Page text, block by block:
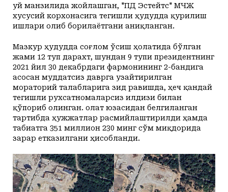
уй манзилида жойлашган, "ПД Эстейтс" МЧЖ
хусусий корхонасига тегишли ҳудудда қурилиш
ишлари олиб борилаётгани аниқланган.
Мазкур ҳудудда соғлом ўсиш ҳолатида бўлган
жами 12 туп дарахт, шундан 9 тупи президентнинг
2021 йил 30 декабрдаги фармонининг 2-бандига
асосан муддатсиз даврга узайтирилган
мораторий талабларига зид равишда, ҳеч қандай
тегишли рухсатномаларсиз илдизи билан
қўпориб олинган. Ҳолат юзасидан белгиланган
тартибда ҳужжатлар расмийлаштирилди ҳамда
табиатга 351 миллион 230 минг сўм миқдорида
зарар етказилгани ҳисобланди.